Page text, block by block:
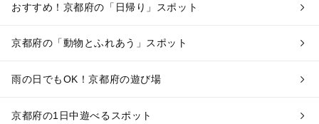
おすすめ！京都府の「日帰り」スポット
京都府の「動物とふれあう」スポット
雨の日でもOK！京都府の遊び場
京都府の1日中遊べるスポット